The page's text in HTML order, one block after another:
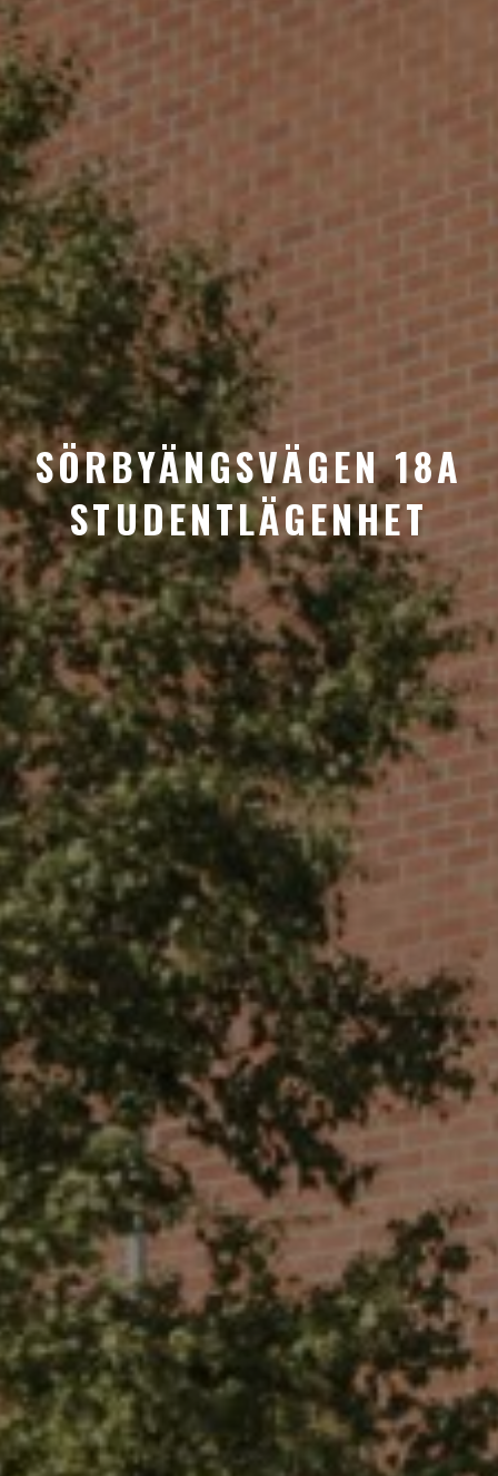
SÖRBYÄNGSVÄGEN 18A
STUDENTLÄGENHET